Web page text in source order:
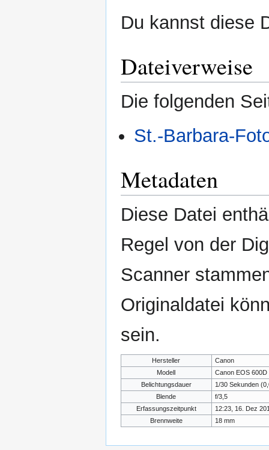
Du kannst diese
Dateiverweise
Die folgenden
St.-Barbara-
Metadaten
Diese Datei
Regel von der
Scanner
Originaldatei
sein.
Hersteller
Canon
Modell
Canon EOS 600D
Belichtungsdauer
1/30 Sekunden
Blende
f/3,5
Erfassungszeitpunkt
12:23, 16. Dez
Brennweite
18 mm